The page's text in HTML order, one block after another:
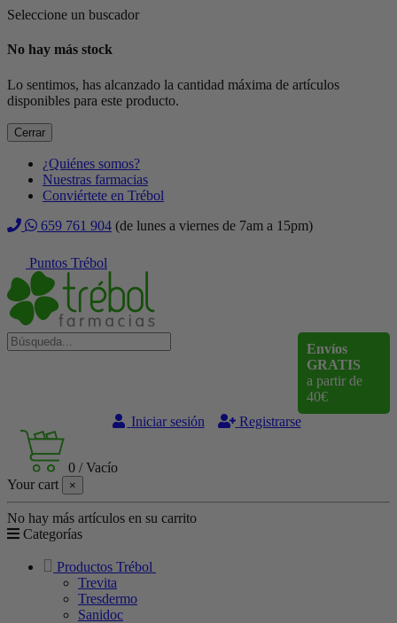
Seleccione un buscador
No hay más stock
Lo sentimos, has alcanzado la cantidad máxima de artículos
disponibles para este producto.
Cerrar
¿Quiénes somos?
Nuestras farmacias
Conviértete en Trébol
659 761 904 (de lunes a viernes de 7am a 15pm)
Puntos Trébol
Envíos
GRATIS
a partir de
40€
Iniciar sesión
Registrarse
0 /Vacío
Your cart
×
No hay más artículos en su carrito
Categorías
Productos Trébol
Trevita
Tresdermo
Sanidoc